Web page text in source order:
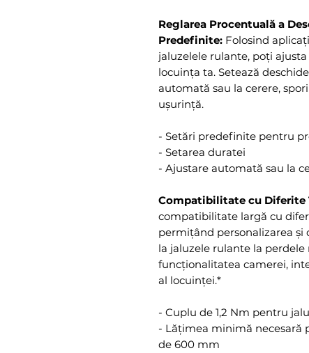
Reglarea Procentuală a
Predefinite: Folosind
jaluzelele rulante, poți
locuința ta. Setează
automată sau la cerere,
ușurință.
- Setări predefinite pentru
- Setarea duratei
- Ajustare automată sau la
Compatibilitate cu Diferite
compatibilitate largă cu
permițând personalizarea
la jaluzele rulante la
funcționalitatea camerei,
al locuinței.*
- Cuplu de 1,2 Nm pentru
- Lățimea minimă necesară
de 600 mm